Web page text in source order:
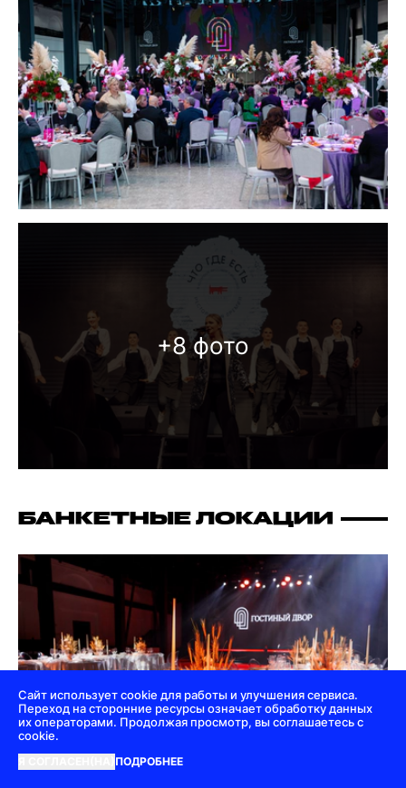
+8 фото
БАНКЕТНЫЕ ЛОКАЦИИ
Сайт использует cookie для работы и улучшения сервиса.
Переход на сторонние ресурсы означает обработку данных
их операторами. Продолжая просмотр, вы соглашаетесь с
cookie.
ПОДРОБНЕЕ